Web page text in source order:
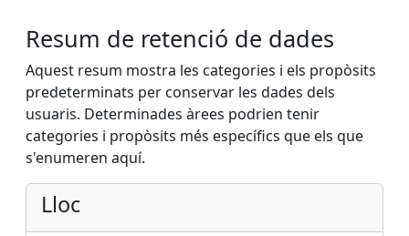
Resum de retenció de dades
Aquest resum mostra les categories i els propòsits
predeterminats per conservar les dades dels
usuaris. Determinades àrees podrien tenir
categories i propòsits més específics que els que
s'enumeren aquí.
Lloc